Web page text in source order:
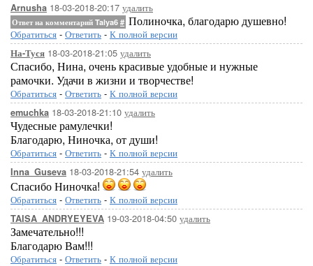
Arnusha 18-03-2018-20:17 удалить
Ответ на комментарий Talya6 # Полиночка, благодарю душевно!
Обратиться - Ответить - К полной версии
На-Туся 18-03-2018-21:05 удалить
Спасибо, Нина, очень красивые удобные и нужные
рамочки. Удачи в жизни и творчестве!
Обратиться - Ответить - К полной версии
emuchka 18-03-2018-21:10 удалить
Чудесные рамулечки!
Благодарю, Ниночка, от души!
Обратиться - Ответить - К полной версии
Inna_Guseva 18-03-2018-21:54 удалить
Спасибо Ниночка!
Обратиться - Ответить - К полной версии
TAISA_ANDRYEYEVA 19-03-2018-04:50 удалить
Замечательно!!!
Благодарю Вам!!!
Обратиться - Ответить - К полной версии